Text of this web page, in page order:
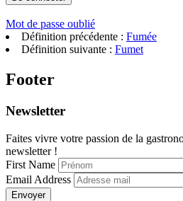
Mot de passe oublié
Définition précédente : Fumée
Définition suivante : Fumet
Footer
Newsletter
Faites vivre votre passion de la
newsletter !
First Name
Email Address
Envoyer